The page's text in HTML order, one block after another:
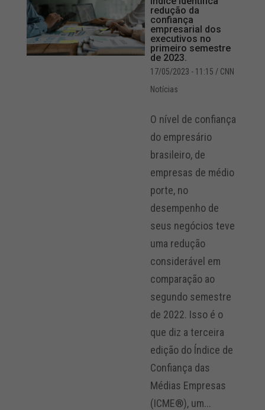
redução da
confiança
empresarial dos
executivos no
primeiro semestre
de 2023.
17/05/2023 - 11:15 / CNN
Notícias
O nível de confiança
do empresário
brasileiro, de
empresas de médio
porte, no
desempenho de
seus negócios teve
uma redução
considerável em
comparação ao
segundo semestre
de 2022. Isso é o
que diz a terceira
edição do Índice de
Confiança das
Médias Empresas
(ICME®), um...